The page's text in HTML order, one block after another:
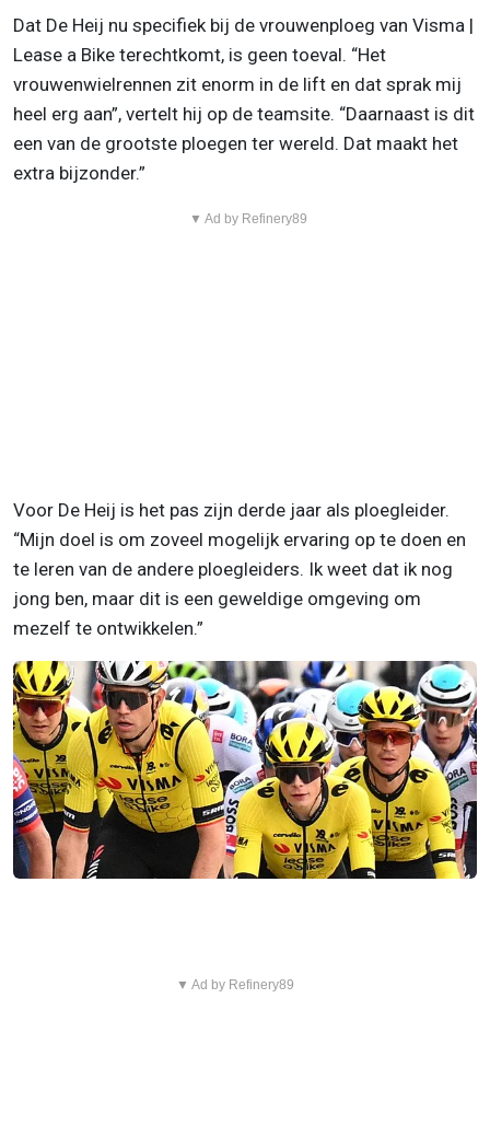
Dat De Heij nu specifiek bij de vrouwenploeg van Visma |
Lease a Bike terechtkomt, is geen toeval. “Het
vrouwenwielrennen zit enorm in de lift en dat sprak mij
heel erg aan”, vertelt hij op de teamsite. “Daarnaast is dit
een van de grootste ploegen ter wereld. Dat maakt het
extra bijzonder.”
▼ Ad by Refinery89
Voor De Heij is het pas zijn derde jaar als ploegleider.
“Mijn doel is om zoveel mogelijk ervaring op te doen en
te leren van de andere ploegleiders. Ik weet dat ik nog
jong ben, maar dit is een geweldige omgeving om
mezelf te ontwikkelen.”
▼ Ad by Refinery89